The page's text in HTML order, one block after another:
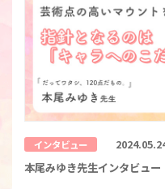
インタビュー
本尾みゆき先生インタビュー